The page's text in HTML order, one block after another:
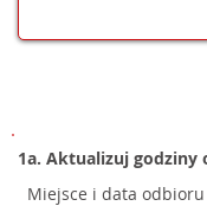
1a. Aktualizuj godziny
Miejsce i data